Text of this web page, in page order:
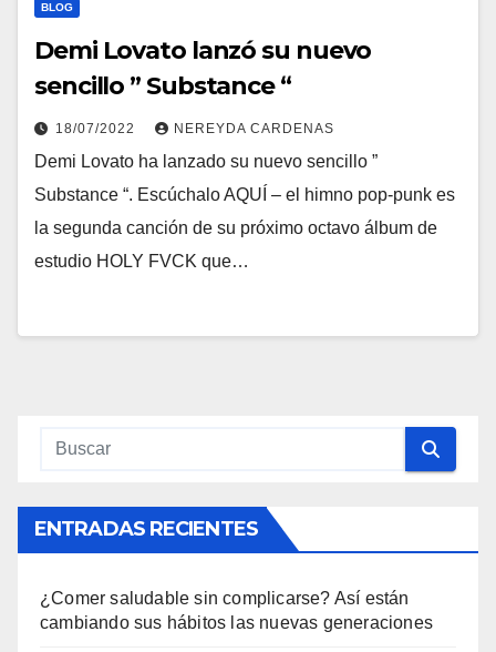
BLOG
Demi Lovato lanzó su nuevo
sencillo ” Substance “
18/07/2022 NEREYDA CARDENAS
Demi Lovato ha lanzado su nuevo sencillo ”
Substance “. Escúchalo AQUÍ – el himno pop-punk es
la segunda canción de su próximo octavo álbum de
estudio HOLY FVCK que…
ENTRADAS RECIENTES
¿Comer saludable sin complicarse? Así están
cambiando sus hábitos las nuevas generaciones